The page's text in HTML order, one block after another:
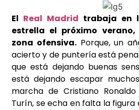
El Real Madrid trabaja en
estrella el próximo
zona ofensiva.Porque, un
acierto y de puntería está
que está dejando buenas
está dejando escapar
marcha de Cristiano
Turín, se echa en falta la figura